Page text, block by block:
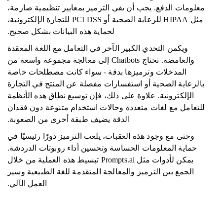
معلومات الدفع. يجب أن يفي الترميز بمعايير تنظيمية صارمة،
مثل HIPAA للرعاية الصحية أو PCI DSS للتجارة الإلكترونية،
لحماية هذه البيانات بشكل صحيح.
ويكمن التحدي الكبير الآخر في التعامل مع اللغة المعقدة
والغامضة. تحتاج Chatbots إلى معالجة مجموعة واسعة من
المدخلات وترميزها بدقة - سواء كانت مصطلحات خاصة
بالرعاية الصحية أو استفسارات مفصلة عن المنتج في التجارة
الإلكترونية. علاوة على ذلك، فإن توسيع نطاق هذه الأنظمة
للتعامل مع لغات متعددة وحالات استخدام متنوعة دون فقدان
الدقة يضيف طبقة أخرى من الصعوبة.
وحتى مع وجود هذه العقبات، يلعب الترميز دورًا رئيسيًا في
حماية المعلومات الحساسة وتحسين أداء روبوتات الدردشة.
يمكن لأدوات مثل Prompts.ai تبسيط هذه العملية من خلال
الجمع بين الترميز والمعالجة المتقدمة للغة الطبيعية وسير
العمل الآلي.